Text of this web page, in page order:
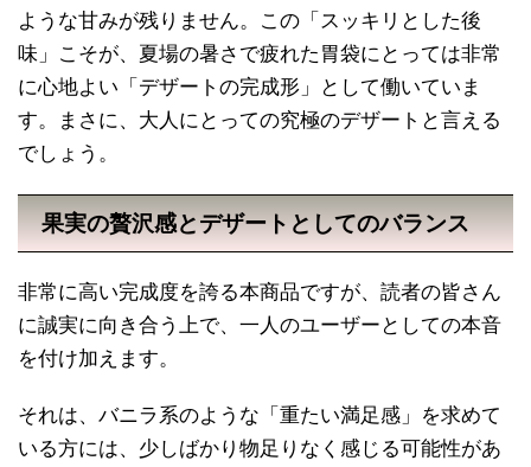
ような甘みが残りません。この「スッキリとした後
味」こそが、夏場の暑さで疲れた胃袋にとっては非常
に心地よい「デザートの完成形」として働いていま
す。まさに、大人にとっての究極のデザートと言える
でしょう。
果実の贅沢感とデザートとしてのバランス
非常に高い完成度を誇る本商品ですが、読者の皆さん
に誠実に向き合う上で、一人のユーザーとしての本音
を付け加えます。
それは、バニラ系のような「重たい満足感」を求めて
いる方には、少しばかり物足りなく感じる可能性があ